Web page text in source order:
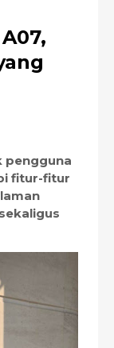
pengguna
fitur-fitur